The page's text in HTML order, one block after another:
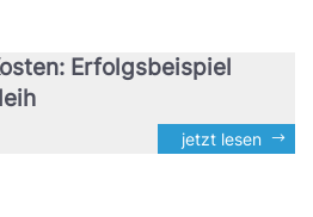
Erfolgsbeispiel
jetzt lesen